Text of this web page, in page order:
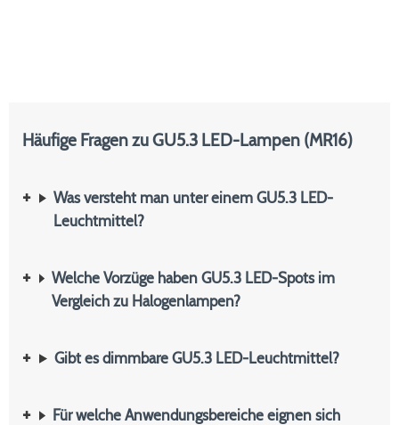
Häufige Fragen zu GU5.3 LED-Lampen (MR16)
Was versteht man unter einem GU5.3 LED-
Leuchtmittel?
Welche Vorzüge haben GU5.3 LED-Spots im
Vergleich zu Halogenlampen?
Gibt es dimmbare GU5.3 LED-Leuchtmittel?
Für welche Anwendungsbereiche eignen sich